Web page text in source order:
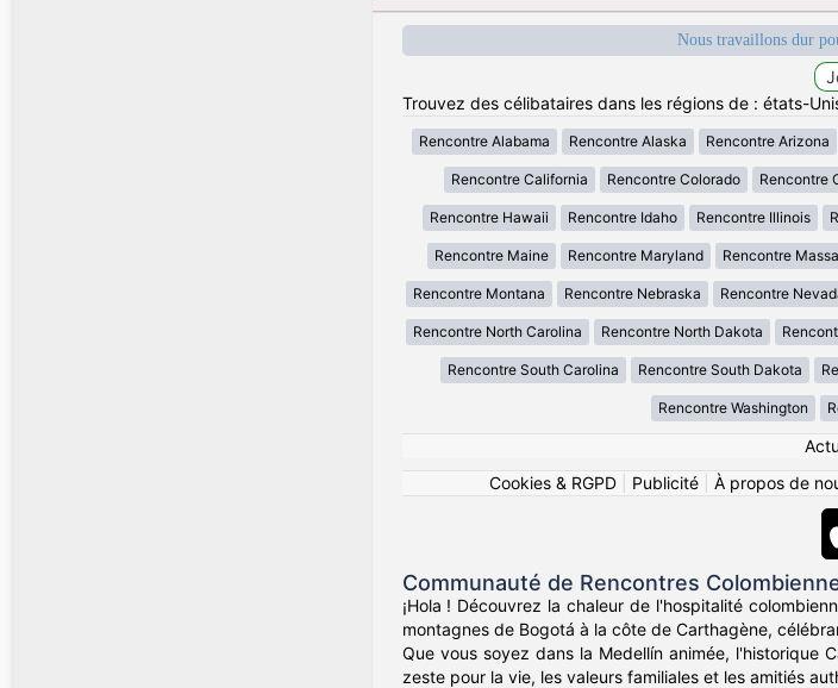
Nous travaillons dur
Trouvez des célibataires dans les régions de : états-
Rencontre Alabama Rencontre Alaska Rencontre Arizona
Rencontre California Rencontre Colorado Rencontre
Rencontre Hawaii Rencontre Idaho Rencontre Illinois
Rencontre Maine Rencontre Maryland Rencontre
Rencontre Montana Rencontre Nebraska Rencontre
Rencontre North Carolina Rencontre North Dakota
Rencontre South Carolina Rencontre South Dakota
Rencontre Washington
Cookies & RGPD| Publicité| À propos de
Communauté de Rencontres
¡Hola ! Découvrez la chaleur de l'hospitalité
montagnes de Bogotá à la côte de Carthagène,
Que vous soyez dans la Medellín animée, l'historique
zeste pour la vie, les valeurs familiales et les amitiés